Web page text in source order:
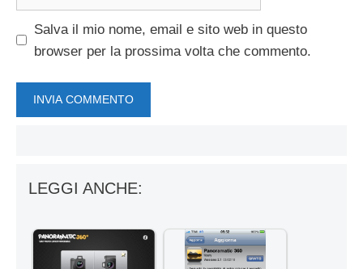
Salva il mio nome, email e sito web in questo
browser per la prossima volta che commento.
LEGGI ANCHE: